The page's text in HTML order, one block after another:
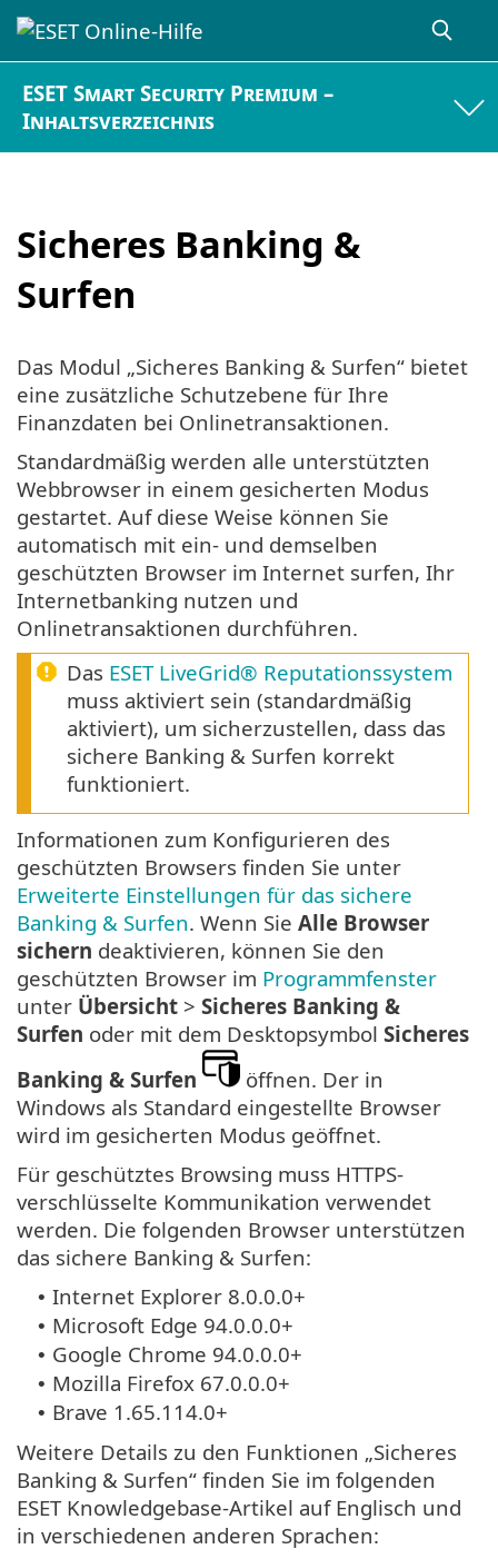
ESET Smart Security Premium –
Inhaltsverzeichnis
Sicheres Banking &
Surfen
Das Modul „Sicheres Banking & Surfen“ bietet
eine zusätzliche Schutzebene für Ihre
Finanzdaten bei Onlinetransaktionen.
Standardmäßig werden alle unterstützten
Webbrowser in einem gesicherten Modus
gestartet. Auf diese Weise können Sie
automatisch mit ein- und demselben
geschützten Browser im Internet surfen, Ihr
Internetbanking nutzen und
Onlinetransaktionen durchführen.
Das ESET LiveGrid® Reputationssystem
muss aktiviert sein (standardmäßig
aktiviert), um sicherzustellen, dass das
sichere Banking & Surfen korrekt
funktioniert.
Informationen zum Konfigurieren des
geschützten Browsers finden Sie unter
Erweiterte Einstellungen für das sichere
Banking & Surfen. Wenn Sie Alle Browser
sichern deaktivieren, können Sie den
geschützten Browser im Programmfenster
unter Übersicht > Sicheres Banking &
Surfen oder mit dem Desktopsymbol Sicheres
Banking & Surfen
öffnen. Der in
Windows als Standard eingestellte Browser
wird im gesicherten Modus geöffnet.
Für geschütztes Browsing muss HTTPS-
verschlüsselte Kommunikation verwendet
werden. Die folgenden Browser unterstützen
das sichere Banking & Surfen:
• Internet Explorer 8.0.0.0+
• Microsoft Edge 94.0.0.0+
• Google Chrome 94.0.0.0+
• Mozilla Firefox 67.0.0.0+
• Brave 1.65.114.0+
Weitere Details zu den Funktionen „Sicheres
Banking & Surfen“ finden Sie im folgenden
ESET Knowledgebase-Artikel auf Englisch und
in verschiedenen anderen Sprachen: